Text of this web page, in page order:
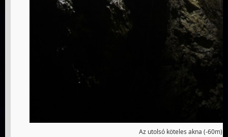
Az utolsó köteles akna (-60m)